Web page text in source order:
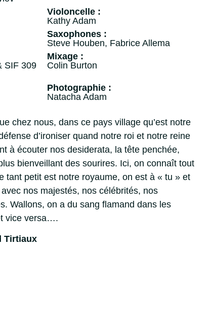
Violoncelle :
Kathy Adam
Saxophones :
Steve Houben, Fabrice Allema
SIF 309
Mixage :
Colin Burton
Photographie :
Natacha Adam
chez nous, dans ce pays village qu’est notre
d’ironiser quand notre roi et notre reine
à écouter nos desiderata, la tête penchée,
bienveillant des sourires. Ici, on connaît tout
tant petit est notre royaume, on est à « tu » et
nos majestés, nos célébrités, nos
Wallons, on a du sang flamand dans les
vice versa….
Tirtiaux